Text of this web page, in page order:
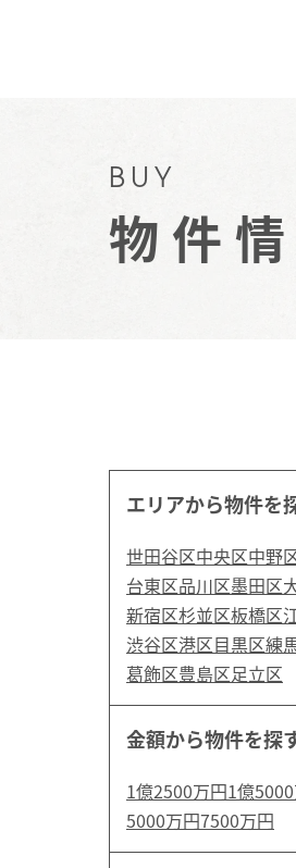
BUY
物件
エリアから物件を
世田谷区中央区中野
台東区品川区墨田区
新宿区杉並区板橋区
渋谷区港区目黒区練
葛飾区豊島区足立区
金額から物件を探
1億2500万円1億
5000万円7500万円